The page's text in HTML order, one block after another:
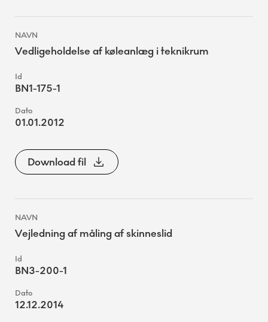
Vedligeholdelse af køleanlæg i teknikrum
BN1-175-1
01.01.2012
Download fil
Vejledning af måling af skinneslid
BN3-200-1
12.12.2014